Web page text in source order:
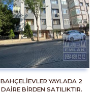
BAHÇELİEVLER YAYLADA 2
DAİRE BİRDEN SATILIKTIR.